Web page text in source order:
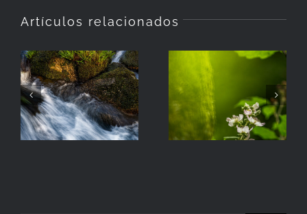
Artículos relacionados
Hierba
Zarzamora